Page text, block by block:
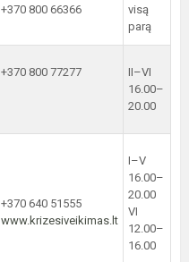
+370 800 66366
visą
parą
+370 800 77277
II–VI
16.00–
20.00
+370 640 51555
www.krizesiveikimas.lt
I–V
16.00–
20.00
VI
12.00–
16.00